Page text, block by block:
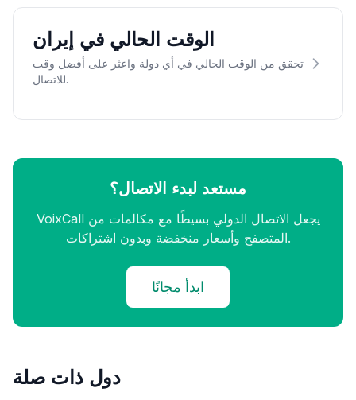
الوقت الحالي في إيران
تحقق من الوقت الحالي في أي دولة واعثر على أفضل وقت
للاتصال.
مستعد لبدء الاتصال؟
VoixCall يجعل الاتصال الدولي بسيطًا مع مكالمات من
المتصفح وأسعار منخفضة وبدون اشتراكات.
ابدأ مجانًا
دول ذات صلة